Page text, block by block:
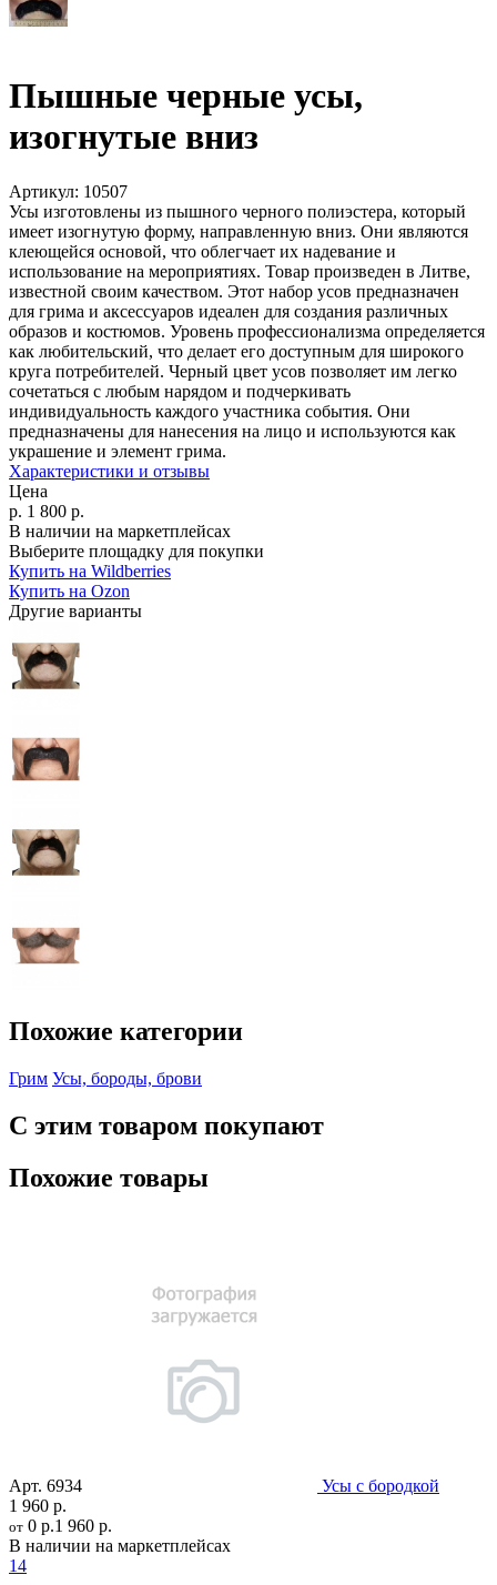
Пышные черные усы,
изогнутые вниз
Артикул: 10507
Усы изготовлены из пышного черного полиэстера, который
имеет изогнутую форму, направленную вниз. Они являются
клеющейся основой, что облегчает их надевание и
использование на мероприятиях. Товар произведен в Литве,
известной своим качеством. Этот набор усов предназначен
для грима и аксессуаров идеален для создания различных
образов и костюмов. Уровень профессионализма определяется
как любительский, что делает его доступным для широкого
круга потребителей. Черный цвет усов позволяет им легко
сочетаться с любым нарядом и подчеркивать
индивидуальность каждого участника события. Они
предназначены для нанесения на лицо и используются как
украшение и элемент грима.
Характеристики и отзывы
Цена
р. 1 800 р.
В наличии на маркетплейсах
Выберите площадку для покупки
Купить на Wildberries
Купить на Ozon
Другие варианты
Похожие категории
Грим Усы, бороды, брови
С этим товаром покупают
Похожие товары
Арт. 6934
Усы с бородкой
1 960 р.
от 0 р.1 960 р.
В наличии на маркетплейсах
14